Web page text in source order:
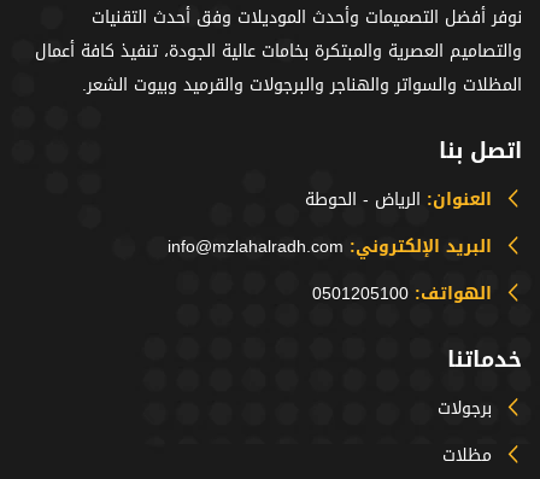
نوفر أفضل التصميمات وأحدث الموديلات وفق أحدث التقنيات
والتصاميم العصرية والمبتكرة بخامات عالية الجودة، تنفيذ كافة أعمال
المظلات والسواتر والهناجر والبرجولات والقرميد وبيوت الشعر.
اتصل بنا
العنوان: الرياض - الحوطة
البريد الإلكتروني: info@mzlahalradh.com
الهواتف: 0501205100
خدماتنا
برجولات
مظلات